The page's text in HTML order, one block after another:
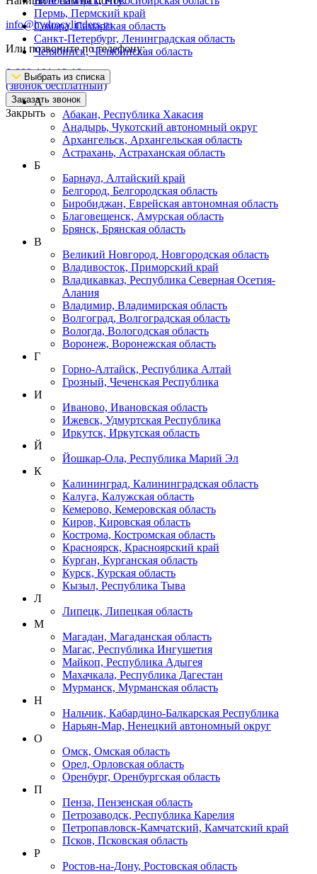
info@hydrocylinders.ru
Или позвоните по телефону:
8-800-101-19-19
(звонок бесплатный)
Заказать звонок
Закрыть
Пермь, Пермский край
Самара, Самарская область
Санкт-Петербург, Ленинградская область
Челябинск, Челябинская область
Выбрать из списка
А
Абакан, Республика Хакасия
Анадырь, Чукотский автономный округ
Архангельск, Архангельская область
Астрахань, Астраханская область
Б
Барнаул, Алтайский край
Белгород, Белгородская область
Биробиджан, Еврейская автономная область
Благовещенск, Амурская область
Брянск, Брянская область
В
Великий Новгород, Новгородская область
Владивосток, Приморский край
Владикавказ, Республика Северная Осетия-
Алания
Владимир, Владимирская область
Волгоград, Волгоградская область
Вологда, Вологодская область
Воронеж, Воронежская область
Г
Горно-Алтайск, Республика Алтай
Грозный, Чеченская Республика
И
Иваново, Ивановская область
Ижевск, Удмуртская Республика
Иркутск, Иркутская область
Й
Йошкар-Ола, Республика Марий Эл
К
Калининград, Калининградская область
Калуга, Калужская область
Кемерово, Кемеровская область
Киров, Кировская область
Кострома, Костромская область
Красноярск, Красноярский край
Курган, Курганская область
Курск, Курская область
Кызыл, Республика Тыва
Л
Липецк, Липецкая область
М
Магадан, Магаданская область
Магас, Республика Ингушетия
Майкоп, Республика Адыгея
Махачкала, Республика Дагестан
Мурманск, Мурманская область
Н
Нальчик, Кабардино-Балкарская Республика
Нарьян-Мар, Ненецкий автономный округ
О
Омск, Омская область
Орел, Орловская область
Оренбург, Оренбургская область
П
Пенза, Пензенская область
Петрозаводск, Республика Карелия
Петропавловск-Камчатский, Камчатский край
Псков, Псковская область
Р
Ростов-на-Дону, Ростовская область